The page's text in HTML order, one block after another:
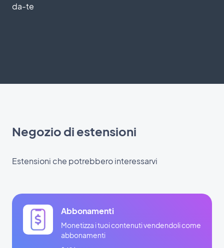
da-te
Negozio di estensioni
Estensioni che potrebbero interessarvi
Abbonamenti
Monetizza i tuoi contenuti vendendoli come
abbonamenti